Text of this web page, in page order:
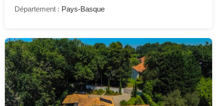
Département : Pays-Basque